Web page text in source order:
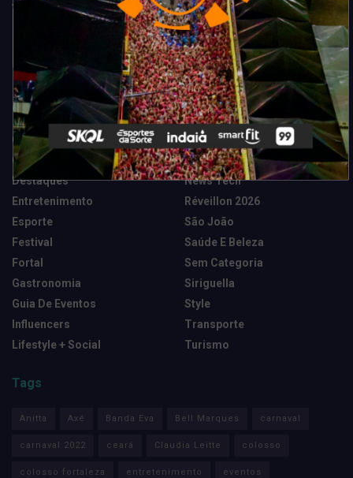
Categorias
Camarote Vip Junino
Cidade
Destaques
Entretenimento
Esporte
Festival
Fortal
Gastronomia
Guia De Eventos
Influencers
Lifestyle + Social
Marketing E Negócios
Música
News Tech
Réveillon 2026
São João
Saúde E Beleza
Sem Categoria
Siriguella
Style
Transporte
Turismo
Tags
Anitta Axé Banda Eva Bell Marques carnaval
carnaval 2022 ceará Claudia Leitte colosso
colosso fortaleza entretenimento eventos